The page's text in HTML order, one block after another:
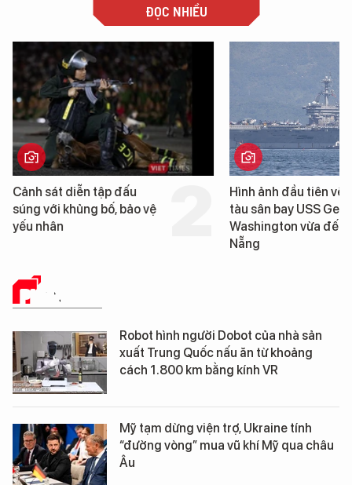
ĐỌC NHIỀU
Cảnh sát diễn tập đấu
súng với khủng bố, bảo vệ
yếu nhân
Hình ảnh đầu tiên về
tàu sân bay USS
Washington vừa đến
Nẵng
PHÂN TÍCH
Robot hình người Dobot của nhà sản
xuất Trung Quốc nấu ăn từ khoảng
cách 1.800 km bằng kính VR
Mỹ tạm dừng viện trợ, Ukraine tính
“đường vòng” mua vũ khí Mỹ qua châu
Âu